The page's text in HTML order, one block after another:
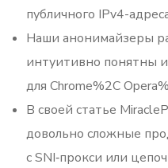
публичного IPv4-
Наши анонимайзеры
интуитивно понятны
для Chrome%2C
В своей статье
довольно сложные
с SNI‑прокси или